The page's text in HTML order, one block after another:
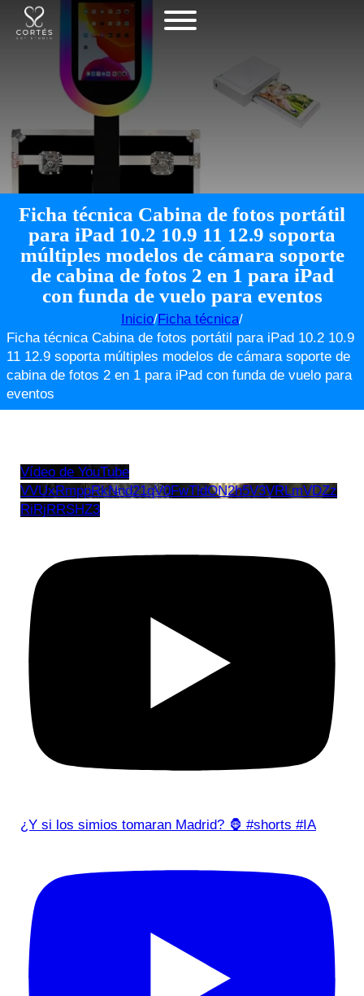
Ficha técnica Cabina de fotos portátil
para iPad 10.2 10.9 11 12.9 soporta
múltiples modelos de cámara soporte
de cabina de fotos 2 en 1 para iPad
con funda de vuelo para eventos
Inicio/Ficha técnica/
Ficha técnica Cabina de fotos portátil para iPad 10.2 10.9
11 12.9 soporta múltiples modelos de cámara soporte de
cabina de fotos 2 en 1 para iPad con funda de vuelo para
eventos
Vídeo de YouTube
VVUxRmppRkNnd21qV0FwTldON2h5V3VRLmVDZz
RiRjRRSHZ3
¿Y si los simios tomaran Madrid? 🦍 #shorts #IA